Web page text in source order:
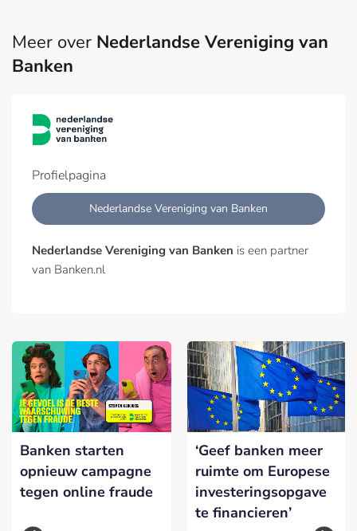
Meer over Nederlandse Vereniging van
Banken
Profielpagina
Nederlandse Vereniging van Banken
Nederlandse Vereniging van Banken is een partner
van Banken.nl
Banken starten
opnieuw campagne
tegen online fraude
‘Geef banken meer
ruimte om Europese
investeringsopgave
te financieren’